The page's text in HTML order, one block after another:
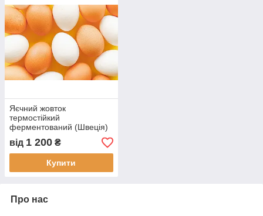
Яєчний жовток
термостійкий
ферментований (Швеція)
від 1 200 ₴
Купити
Про нас